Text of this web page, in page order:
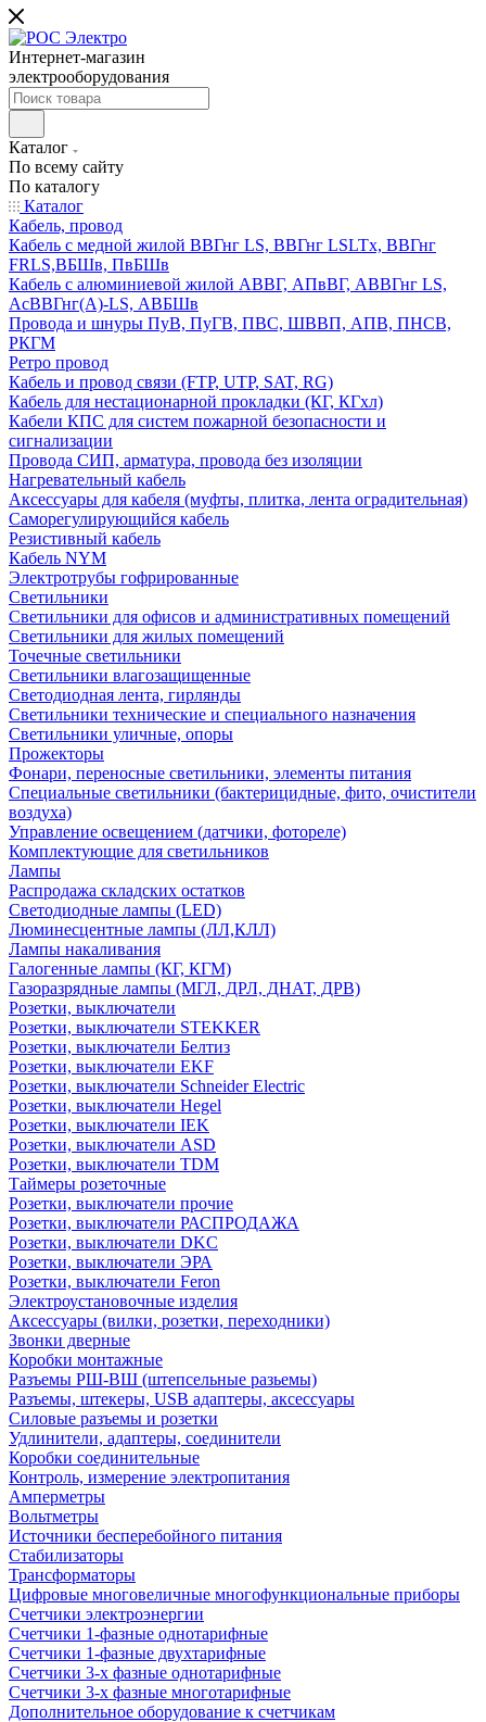
Интернет-магазин
электрооборудования
Каталог
По всему сайту
По каталогу
Каталог
Кабель, провод
Кабель с медной жилой ВВГнг LS, ВВГнг LSLTx, ВВГнг
FRLS,ВБШв, ПвБШв
Кабель с алюминиевой жилой АВВГ, АПвВГ, АВВГнг LS,
АсВВГнг(А)-LS, АВБШв
Провода и шнуры ПуВ, ПуГВ, ПВС, ШВВП, АПВ, ПНСВ,
РКГМ
Ретро провод
Кабель и провод связи (FTP, UTP, SAT, RG)
Кабель для нестационарной прокладки (КГ, КГхл)
Кабели КПС для систем пожарной безопасности и
сигнализации
Провода СИП, арматура, провода без изоляции
Нагревательный кабель
Аксессуары для кабеля (муфты, плитка, лента оградительная)
Саморегулирующийся кабель
Резистивный кабель
Кабель NYM
Электротрубы гофрированные
Светильники
Светильники для офисов и административных помещений
Светильники для жилых помещений
Точечные светильники
Светильники влагозащищенные
Светодиодная лента, гирлянды
Светильники технические и специального назначения
Светильники уличные, опоры
Прожекторы
Фонари, переносные светильники, элементы питания
Специальные светильники (бактерицидные, фито, очистители
воздуха)
Управление освещением (датчики, фотореле)
Комплектующие для светильников
Лампы
Распродажа складских остатков
Светодиодные лампы (LED)
Люминесцентные лампы (ЛЛ,КЛЛ)
Лампы накаливания
Галогенные лампы (КГ, КГМ)
Газоразрядные лампы (МГЛ, ДРЛ, ДНАТ, ДРВ)
Розетки, выключатели
Розетки, выключатели STEKKER
Розетки, выключатели Белтиз
Розетки, выключатели EKF
Розетки, выключатели Schneider Electric
Розетки, выключатели Hegel
Розетки, выключатели IEK
Розетки, выключатели ASD
Розетки, выключатели TDM
Таймеры розеточные
Розетки, выключатели прочие
Розетки, выключатели РАСПРОДАЖА
Розетки, выключатели DKC
Розетки, выключатели ЭРА
Розетки, выключатели Feron
Электроустановочные изделия
Аксессуары (вилки, розетки, переходники)
Звонки дверные
Коробки монтажные
Разъемы РШ-ВШ (штепсельные разьемы)
Разъемы, штекеры, USB адаптеры, аксессуары
Силовые разъемы и розетки
Удлинители, адаптеры, соединители
Коробки соединительные
Контроль, измерение электропитания
Амперметры
Вольтметры
Источники бесперебойного питания
Стабилизаторы
Трансформаторы
Цифровые многовеличные многофункциональные приборы
Счетчики электроэнергии
Счетчики 1-фазные однотарифные
Счетчики 1-фазные двухтарифные
Счетчики 3-х фазные однотарифные
Счетчики 3-х фазные многотарифные
Дополнительное оборудование к счетчикам